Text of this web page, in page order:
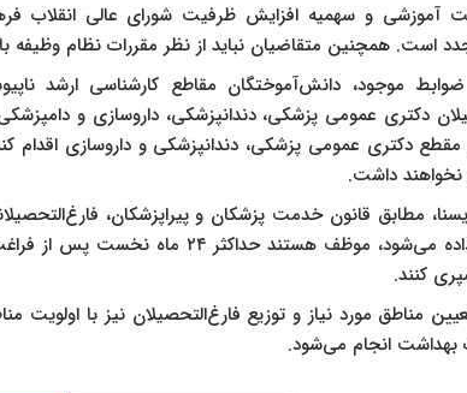
آموزشی و سهمیه افزایش ظرفیت شورای عالی انقلاب
است. همچنین متقاضیان نباید از نظر مقررات نظام وظیفه
موجود، دانش‌آموختگان مقاطع کارشناسی ارشد
دکتری عمومی پزشکی، دندانپزشکی، داروسازی و
دکتری عمومی پزشکی، دندانپزشکی و داروسازی اقدام
داشت.
مطابق قانون خدمت پزشکان و پیراپزشکان،
تشخیص داده می‌شود، موظف هستند
کنند.
مناطق مورد نیاز و توزیع فارغ‌التحصیلان نیز با
بهداشت انجام می‌شود.